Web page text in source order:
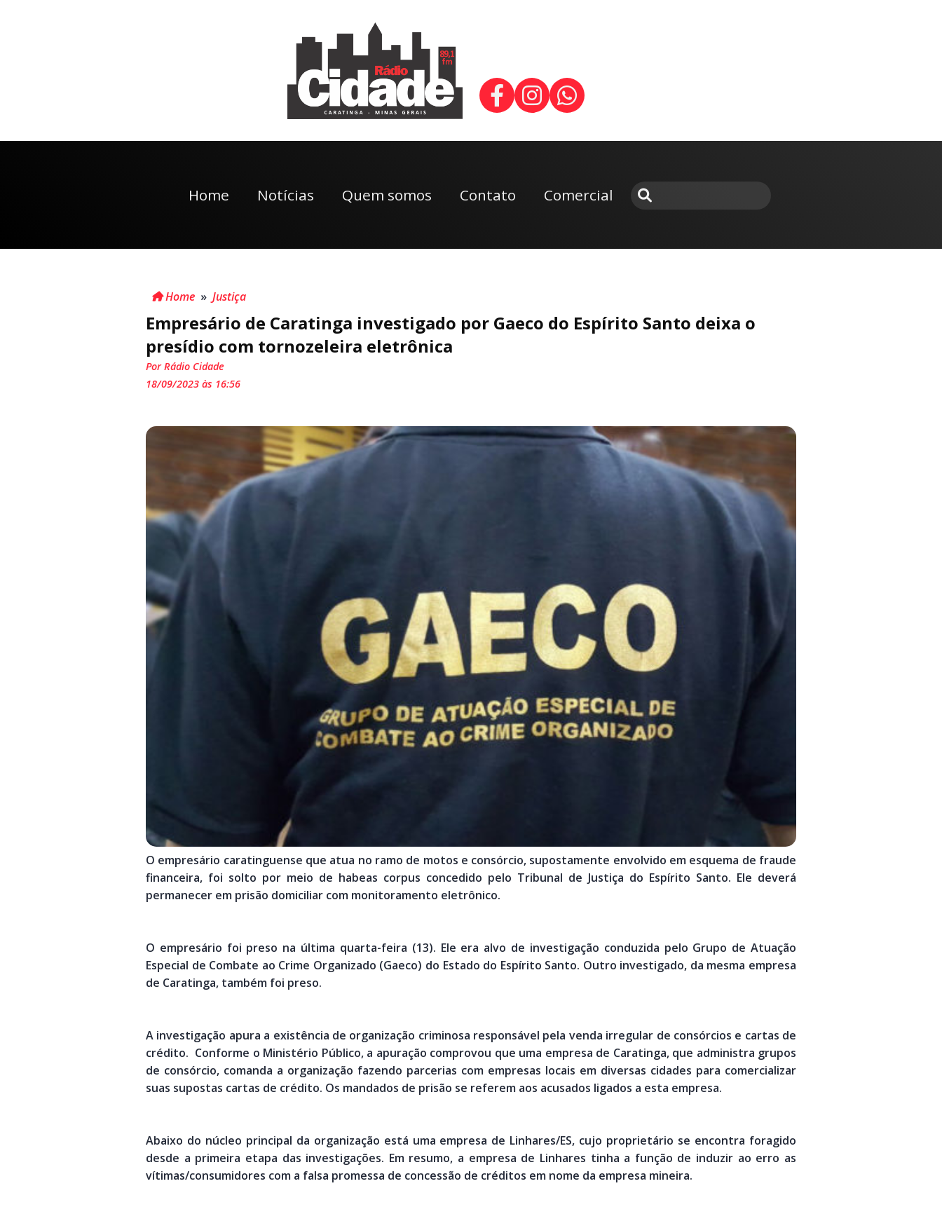
Home Notícias Quem somos Contato Comercial
Home » Justiça
Empresário de Caratinga investigado por Gaeco do Espírito Santo deixa o
presídio com tornozeleira eletrônica
Por Rádio Cidade
18/09/2023 às 16:56
O empresário caratinguense que atua no ramo de motos e consórcio, supostamente envolvido em esquema de fraude
financeira, foi solto por meio de habeas corpus concedido pelo Tribunal de Justiça do Espírito Santo. Ele deverá
permanecer em prisão domiciliar com monitoramento eletrônico.
O empresário foi preso na última quarta-feira (13). Ele era alvo de investigação conduzida pelo Grupo de Atuação
Especial de Combate ao Crime Organizado (Gaeco) do Estado do Espírito Santo. Outro investigado, da mesma empresa
de Caratinga, também foi preso.
A investigação apura a existência de organização criminosa responsável pela venda irregular de consórcios e cartas de
crédito. Conforme o Ministério Público, a apuração comprovou que uma empresa de Caratinga, que administra grupos
de consórcio, comanda a organização fazendo parcerias com empresas locais em diversas cidades para comercializar
suas supostas cartas de crédito. Os mandados de prisão se referem aos acusados ligados a esta empresa.
Abaixo do núcleo principal da organização está uma empresa de Linhares/ES, cujo proprietário se encontra foragido
desde a primeira etapa das investigações. Em resumo, a empresa de Linhares tinha a função de induzir ao erro as
vítimas/consumidores com a falsa promessa de concessão de créditos em nome da empresa mineira.